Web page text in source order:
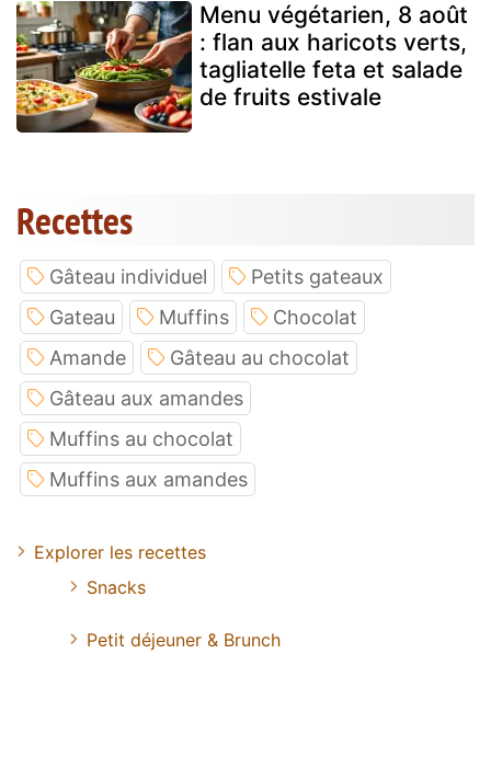
Menu végétarien, 8 août
: flan aux haricots verts,
tagliatelle feta et salade
de fruits estivale
Recettes
Gâteau individuel
Petits gateaux
Gateau
Muffins
Chocolat
Amande
Gâteau au chocolat
Gâteau aux amandes
Muffins au chocolat
Muffins aux amandes
Explorer les recettes
Snacks
Petit déjeuner & Brunch